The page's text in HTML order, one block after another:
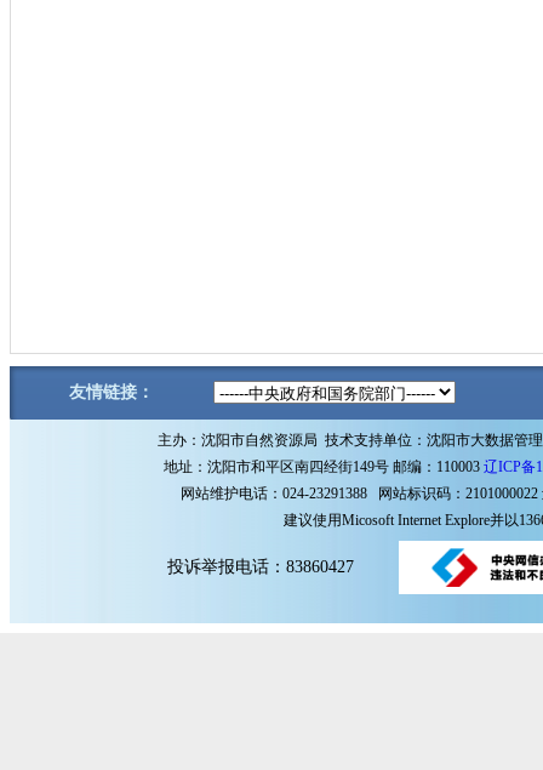
友情链接：
主办：沈阳市自然资源局 技术支持单位：沈阳市大数据管
地址：沈阳市和平区南四经街149号 邮编：110003 辽ICP备
网站维护电话：024-23291388 网站标识码：2101000022
建议使用Micosoft Internet Explore并以
投诉举报电话：83860427